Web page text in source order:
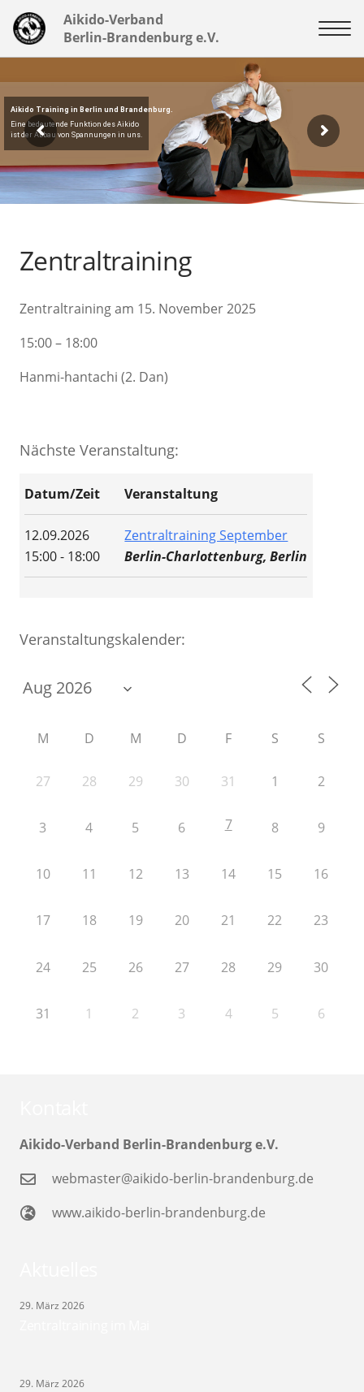
Aikido-Verband
Berlin-Brandenburg e.V.
Aikido Training in Berlin und Brandenburg.
Eine bedeutende Funktion des Aikido
ist der Abbau von Spannungen in uns.
Zentraltraining
Zentraltraining am 15. November 2025
15:00 – 18:00
Hanmi-hantachi (2. Dan)
Nächste Veranstaltung:
Datum/Zeit Veranstaltung
12.09.2026
15:00 - 18:00
Zentraltraining September
Berlin-Charlottenburg, Berlin
Veranstaltungskalender:
M D M D F S S
27 28 29 30 31 1 2
3 4 5 6 7 8 9
10 11 12 13 14 15 16
17 18 19 20 21 22 23
24 25 26 27 28 29 30
31 1 2 3 4 5 6
Aikido-Verband Berlin-Brandenburg e.V.
webmaster@aikido-berlin-brandenburg.de
www.aikido-berlin-brandenburg.de
29. März 2026
29. März 2026